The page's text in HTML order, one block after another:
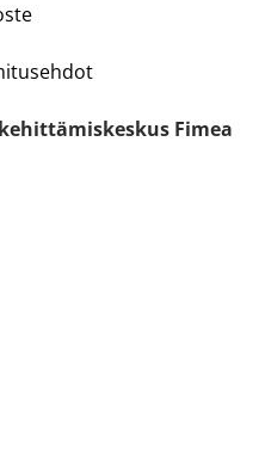
Fimea